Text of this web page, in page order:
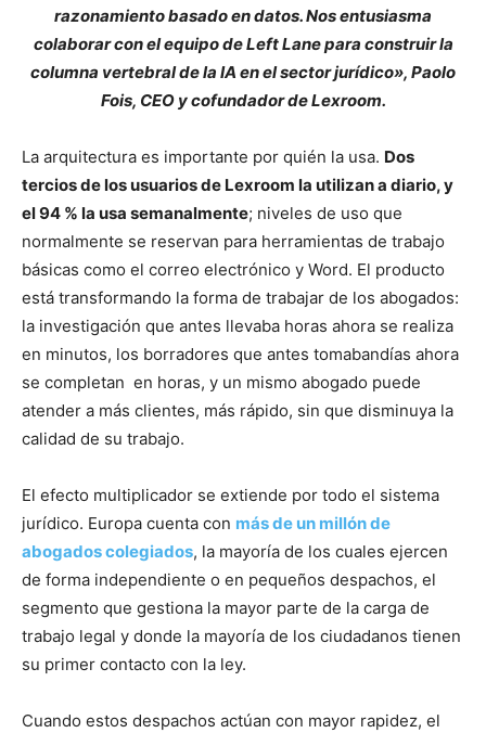
razonamiento basado en datos. Nos entusiasma
colaborar con el equipo de Left Lane para construir la
columna vertebral de la IA en el sector jurídico», Paolo
Fois, CEO y cofundador de Lexroom.
La arquitectura es importante por quién la usa. Dos
tercios de los usuarios de Lexroom la utilizan a diario, y
el 94 % la usa semanalmente; niveles de uso que
normalmente se reservan para herramientas de trabajo
básicas como el correo electrónico y Word. El producto
está transformando la forma de trabajar de los abogados:
la investigación que antes llevaba horas ahora se realiza
en minutos, los borradores que antes tomabandías ahora
se completan en horas, y un mismo abogado puede
atender a más clientes, más rápido, sin que disminuya la
calidad de su trabajo.
El efecto multiplicador se extiende por todo el sistema
jurídico. Europa cuenta con más de un millón de
abogados colegiados, la mayoría de los cuales ejercen
de forma independiente o en pequeños despachos, el
segmento que gestiona la mayor parte de la carga de
trabajo legal y donde la mayoría de los ciudadanos tienen
su primer contacto con la ley.
Cuando estos despachos actúan con mayor rapidez, el